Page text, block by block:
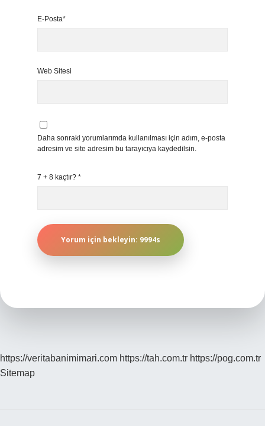
E-Posta*
Web Sitesi
Daha sonraki yorumlarımda kullanılması için adım, e-posta
adresim ve site adresim bu tarayıcıya kaydedilsin.
7 + 8 kaçtır? *
https://veritabanimimari.com https://tah.com.tr https://pog.com.tr
Sitemap